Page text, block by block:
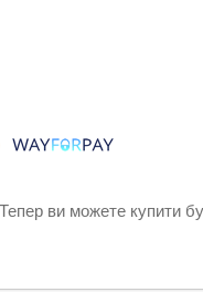
Тепер ви можете купити